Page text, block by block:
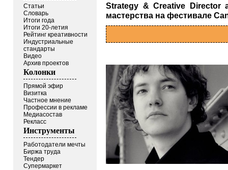
Статьи
Словарь
Итоги года
Итоги 20-летия
Рейтинг креативности
Индустриальные
стандарты
Видео
Архив проектов
Колонки
Прямой эфир
Визитка
Частное мнение
Профессии в рекламе
Медиасостав
Рекласс
Инструменты
Работодатели мечты
Биржа труда
Тендер
Супермаркет
Strategy & Creative Director
мастерства на фестивале